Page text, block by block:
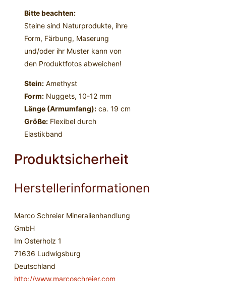
Bitte beachten:
Steine sind Naturprodukte, ihre
Form, Färbung, Maserung
und/oder ihr Muster kann von
den Produktfotos abweichen!
Stein: Amethyst
Form: Nuggets, 10-12 mm
Länge (Armumfang): ca. 19 cm
Größe: Flexibel durch
Elastikband
Produktsicherheit
Herstellerinformationen
Marco Schreier Mineralienhandlung
GmbH
Im Osterholz 1
71636 Ludwigsburg
Deutschland
http://www.marcoschreier.com